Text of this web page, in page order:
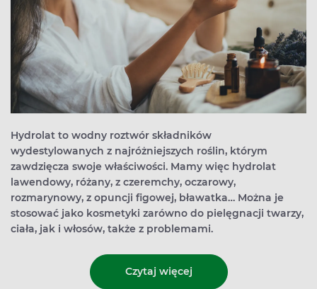
Hydrolat to wodny roztwór składników
wydestylowanych z najróżniejszych roślin, którym
zawdzięcza swoje właściwości. Mamy więc hydrolat
lawendowy, różany, z czeremchy, oczarowy,
rozmarynowy, z opuncji figowej, bławatka… Można je
stosować jako kosmetyki zarówno do pielęgnacji twarzy,
ciała, jak i włosów, także z problemami.
Czytaj więcej